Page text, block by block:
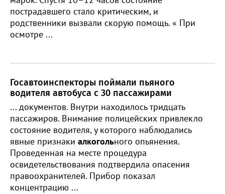
пострадавшего стало критическим, и
родственники вызвали скорую помощь. « При
осмотре ...
Госавтоинспекторы поймали пьяного
водителя автобуса с 30 пассажирами
... документов. Внутри находилось тридцать
пассажиров. Внимание полицейских привлекло
состояние водителя, у которого наблюдались
явные признаки алкогольного опьянения.
Проведенная на месте процедура
освидетельствования подтвердила опасения
правоохранителей. Прибор показал
концентрацию ...